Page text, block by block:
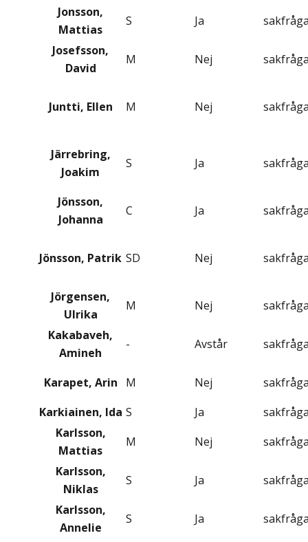
Jonsson,
Mattias
S Ja
Josefsson,
David
M Nej
Juntti, Ellen M Nej
Järrebring,
Joakim
S Ja
Jönsson,
Johanna
C Ja
Jönsson, Patrik SD Nej
Jörgensen,
Ulrika
M Nej
Kakabaveh,
Amineh
- Avstår
Karapet, Arin M Nej
Karkiainen, Ida S Ja
Karlsson,
Mattias
M Nej
Karlsson,
Niklas
S Ja
Karlsson,
Annelie
S Ja